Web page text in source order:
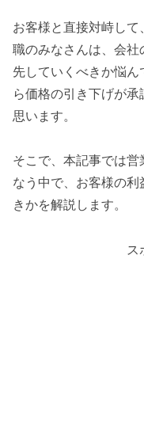
お客様と直接対峙し
職のみなさんは、会
先していくべきか悩
ら価格の引き下げが
思います。
そこで、本記事では
なう中で、お客様の
きかを解説します。
ス